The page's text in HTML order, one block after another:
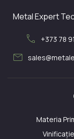
Metal Expert
call +373 78
mail
Materia
Vinificație